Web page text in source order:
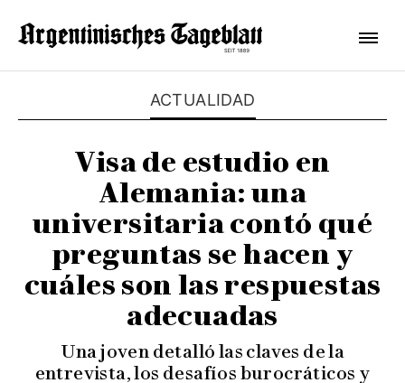
ACTUALIDAD
Visa de estudio en
Alemania: una
universitaria contó qué
preguntas se hacen y
cuáles son las respuestas
adecuadas
Una joven detalló las claves de la
entrevista, los desafíos burocráticos y